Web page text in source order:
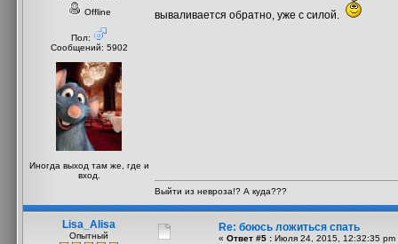
Offline
Пол:
Сообщений: 5902
Иногда выход там же, где и
вход.
вываливается обратно, уже с силой.
Выйти из невроза!? А куда???
Lisa_Alisa
Опытный
Re: боюсь ложиться спать
« Ответ #5 : Июля 24, 2015, 12:32:35 pm